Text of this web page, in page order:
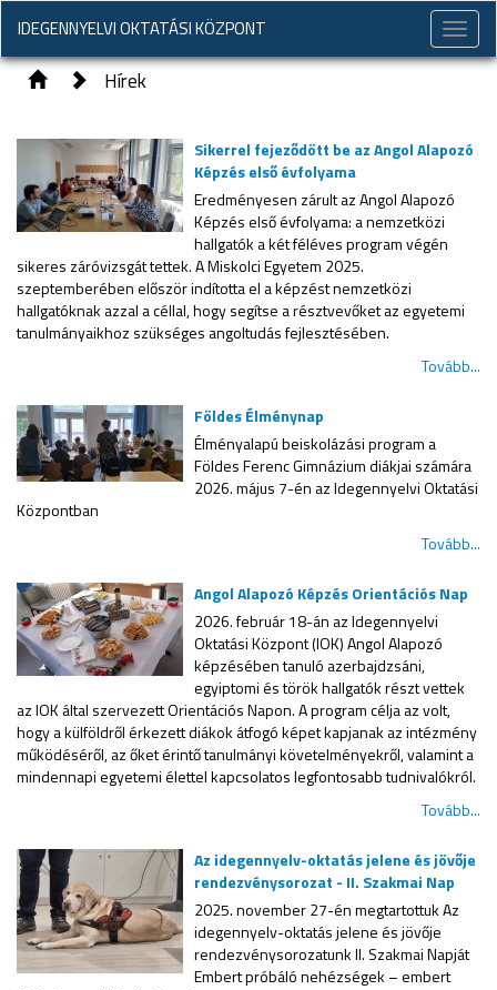
Toggle
IDEGENNYELVI OKTATÁSI KÖZPONT
Hírek
Sikerrel fejeződött be az Angol Alapozó
Képzés első évfolyama
Eredményesen zárult az Angol Alapozó
Képzés első évfolyama: a nemzetközi
hallgatók a két féléves program végén
sikeres záróvizsgát tettek. A Miskolci Egyetem 2025.
szeptemberében először indította el a képzést nemzetközi
hallgatóknak azzal a céllal, hogy segítse a résztvevőket az egyetemi
tanulmányaikhoz szükséges angoltudás fejlesztésében.
Tovább...
Földes Élménynap
Élményalapú beiskolázási program a
Földes Ferenc Gimnázium diákjai számára
2026. május 7-én az Idegennyelvi Oktatási
Központban
Tovább...
Angol Alapozó Képzés Orientációs Nap
2026. február 18-án az Idegennyelvi
Oktatási Központ (IOK) Angol Alapozó
képzésében tanuló azerbajdzsáni,
egyiptomi és török hallgatók részt vettek
az IOK által szervezett Orientációs Napon. A program célja az volt,
hogy a külföldről érkezett diákok átfogó képet kapjanak az intézmény
működéséről, az őket érintő tanulmányi követelményekről, valamint a
mindennapi egyetemi élettel kapcsolatos legfontosabb tudnivalókról.
Tovább...
Az idegennyelv-oktatás jelene és jövője
rendezvénysorozat - II. Szakmai Nap
2025. november 27-én megtartottuk Az
idegennyelv-oktatás jelene és jövője
rendezvénysorozatunk II. Szakmai Napját
Embert próbáló nehézségek – embert